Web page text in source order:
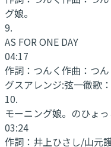
グ娘。
9.
AS FOR ONE DAY
04:17
作詞： つんく作曲： つん
グスアレンジ:弦一徹歌：
10.
モーニング娘。のひょ
03:24
作詞： 井上ひさし/山元